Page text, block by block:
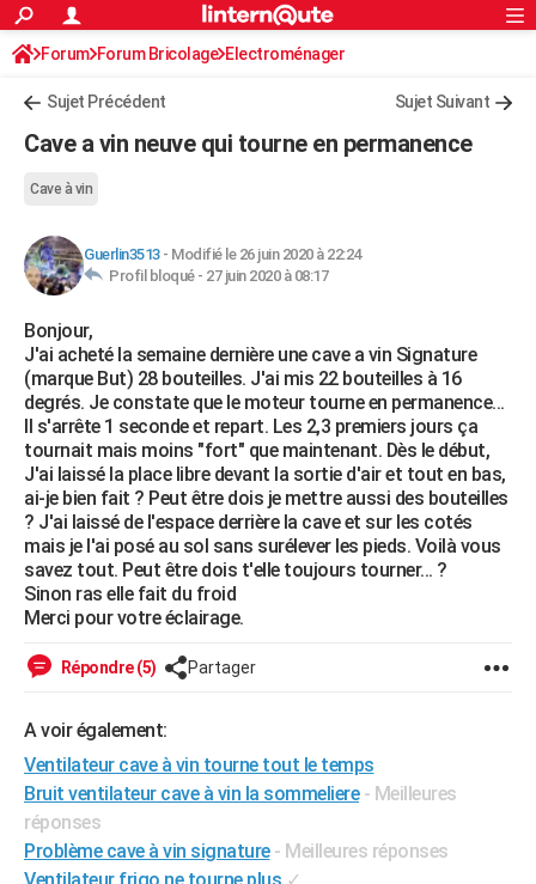
ACTUALITÉS
Politique
Société
Faits Divers
Education
Monde
Villes
+
Essais
Réserver un essai
Citadines
Berlines
SUV
Forum auto
+HIGH-TECH
BRICOLAGE
Forum
Aménagement intérieur
Extérieur
Cuisine
Salle de bains
Jardinage
Rangement
WEEK-END
Guides de France
Escapades
Patrimoine
Expositions
Musées
Week-end nature
+LIFESTYLE
Art de vivre
Bien-être
Loisirs
Mode
Modes de vie
SANTE
Alimentation
Guide de la santé
Maladies
Médicaments
Sommeil
VOYAGE
Destinations
City break
Voyage nature
Voyage de noces
PHOTO
GUIDES D'ACHAT
BONS PLANS
DICTIONNAIRE
Dictionnaire
Biographies
Citations
Expressions
Proverbes
PROGRAMME TV
COPAINS D'AVANT
S'inscrire
Connexion
Forum Forum Bricolage Electroménager
Sujet Précédent Sujet Suivant
Cave a vin neuve qui tourne en permanence
Cave à vin
Guerlin3513- Modifié le 26 juin 2020 à 22:24
Profil bloqué - 27 juin 2020 à 08:17
Bonjour,
J'ai acheté la semaine dernière une cave a vin Signature
(marque But) 28 bouteilles. J'ai mis 22 bouteilles à 16
degrés. Je constate que le moteur tourne en permanence...
Il s'arrête 1 seconde et repart. Les 2,3 premiers jours ça
tournait mais moins "fort" que maintenant. Dès le début,
J'ai laissé la place libre devant la sortie d'air et tout en bas,
ai-je bien fait ? Peut être dois je mettre aussi des bouteilles
? J'ai laissé de l'espace derrière la cave et sur les cotés
mais je l'ai posé au sol sans surélever les pieds. Voilà vous
savez tout. Peut être dois t'elle toujours tourner... ?
Sinon ras elle fait du froid
Merci pour votre éclairage.
Répondre (5) Partager
A voir également:
Ventilateur cave à vin tourne tout le temps
Bruit ventilateur cave à vin la sommeliere - Meilleures
réponses
Problème cave à vin signature - Meilleures réponses